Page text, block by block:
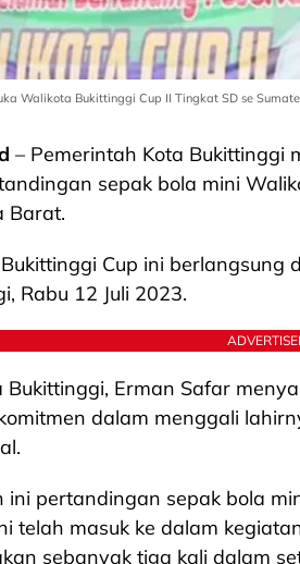
Walikota Bukittinggi Cup II Tingkat SD se
– Pemerintah Kota Bukittinggi
sepak bola mini
Barat.
Cup ini berlangsung
Rabu 12 Juli 2023.
Bukittinggi, Erman Safar
dalam menggali
ini pertandingan sepak bola
telah masuk ke dalam
sebanyak tiga kali dalam